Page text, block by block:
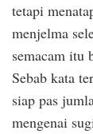
tetapi
menjelma
semacam itu
Sebab kata
siap pas
mengenai